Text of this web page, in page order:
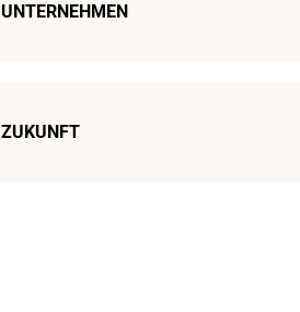
UNTERNEHMEN
ZUKUNFT